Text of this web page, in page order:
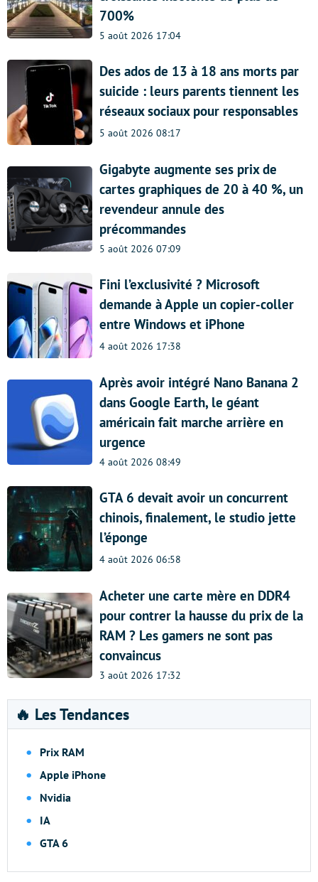
700%
5 août 2026 17:04
Des ados de 13 à 18 ans morts par
suicide : leurs parents tiennent les
réseaux sociaux pour responsables
5 août 2026 08:17
Gigabyte augmente ses prix de
cartes graphiques de 20 à 40 %, un
revendeur annule des
précommandes
5 août 2026 07:09
Fini l’exclusivité ? Microsoft
demande à Apple un copier-coller
entre Windows et iPhone
4 août 2026 17:38
Après avoir intégré Nano Banana 2
dans Google Earth, le géant
américain fait marche arrière en
urgence
4 août 2026 08:49
GTA 6 devait avoir un concurrent
chinois, finalement, le studio jette
l’éponge
4 août 2026 06:58
Acheter une carte mère en DDR4
pour contrer la hausse du prix de la
RAM ? Les gamers ne sont pas
convaincus
3 août 2026 17:32
🔥 Les Tendances
Prix RAM
Apple iPhone
Nvidia
IA
GTA 6